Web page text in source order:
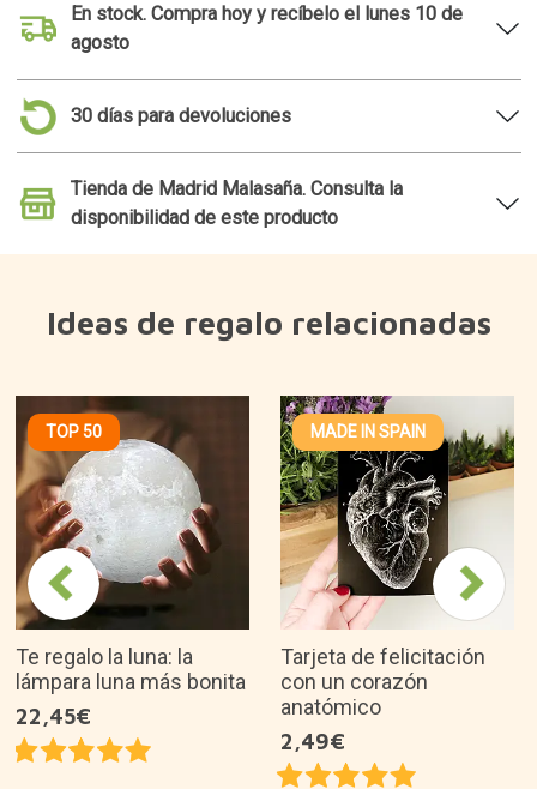
En stock. Compra hoy y recíbelo el lunes 10 de
agosto
30 días para devoluciones
Tienda de Madrid Malasaña. Consulta la
disponibilidad de este producto
Ideas de regalo relacionadas
TOP 50
Te regalo la luna: la
lámpara luna más bonita
22,45€
MADE IN SPAIN
Tarjeta de felicitación
con un corazón
anatómico
2,49€